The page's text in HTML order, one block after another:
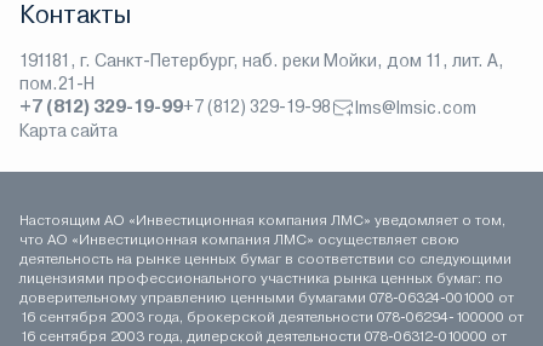
Контакты
191181, г. Санкт-Петербург, наб. реки Мойки, дом 11, лит. А,
пом.21-Н
+7 (812) 329-19-99+7 (812) 329-19-98
lms@lmsic.com
Карта сайта
Настоящим АО «Инвестиционная компания ЛМС» уведомляет о том,
что АО «Инвестиционная компания ЛМС» осуществляет свою
деятельность на рынке ценных бумаг в соответствии со следующими
лицензиями профессионального участника рынка ценных бумаг: по
доверительному управлению ценными бумагами 078-06324-001000 от
16 сентября 2003 года, брокерской деятельности 078-06294-100000 от
16 сентября 2003 года, дилерской деятельности 078-06312-010000 от